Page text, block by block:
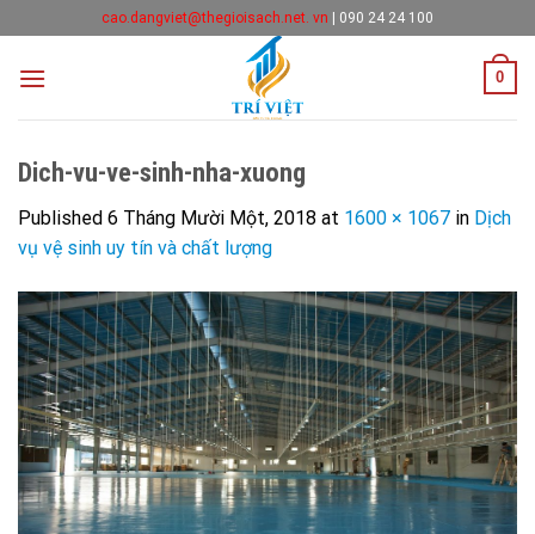
to
content
cao.dangviet@thegioisach.net. vn | 090 24 24 100
0
Dich-vu-ve-sinh-nha-xuong
Published 6 Tháng Mười Một, 2018 at 1600 × 1067 in Dịch
vụ vệ sinh uy tín và chất lượng